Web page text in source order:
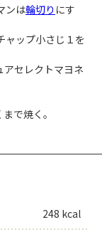
ンは輪切り にす
ャップ小さじ１を
アセレクトマヨネ
で焼く。
248 kcal